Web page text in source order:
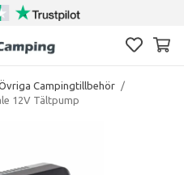
Campingtillbehör /
12V Tältpump